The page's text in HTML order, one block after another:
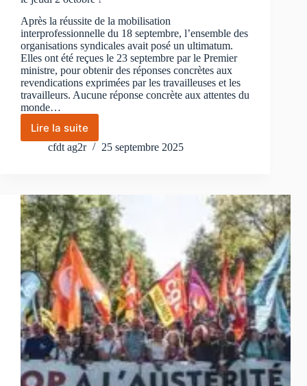
Après la réussite de la mobilisation
interprofessionnelle du 18 septembre, l’ensemble des
organisations syndicales avait posé un ultimatum.
Elles ont été reçues le 23 septembre par le Premier
ministre, pour obtenir des réponses concrètes aux
revendications exprimées par les travailleuses et les
travailleurs. Aucune réponse concrète aux attentes du
monde…
Lire la suiteL’intersyndicale
appelle
massive
le
jeudi
2
octobre !
cfdt ag2r 25 septembre 2025